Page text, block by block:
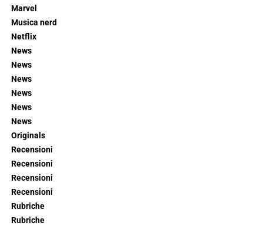
Marvel
Musica nerd
Netflix
News
News
News
News
News
News
Originals
Recensioni
Recensioni
Recensioni
Recensioni
Rubriche
Rubriche